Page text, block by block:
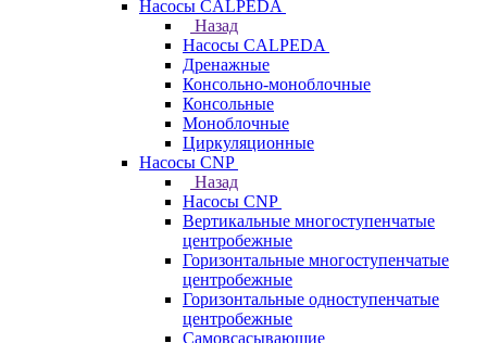
Насосы CALPEDA
Назад
Насосы CALPEDA
Дренажные
Консольно-моноблочные
Консольные
Моноблочные
Циркуляционные
Насосы CNP
Назад
Насосы CNP
Вертикальные многоступенчатые
центробежные
Горизонтальные многоступенчатые
центробежные
Горизонтальные одноступенчатые
центробежные
Самовсасывающие